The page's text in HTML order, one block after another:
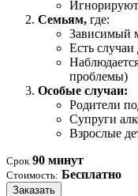
Игнорируют
Семьям, где:
Зависимый
Есть
проблемы)
Особые случаи:
Родители
Супруги
Взрослые
Срок 90 минут
Стоимость: Бесплатно
Заказать